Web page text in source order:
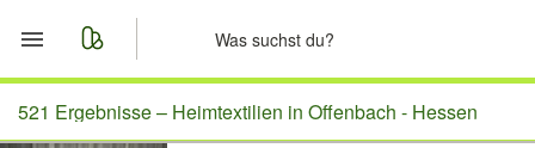
Start
521 Ergebnisse – Heimtextilien in Offenbach - Hessen